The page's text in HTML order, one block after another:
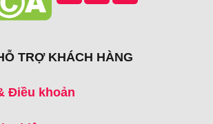
TRỢ KHÁCH HÀNG
Điều khoản